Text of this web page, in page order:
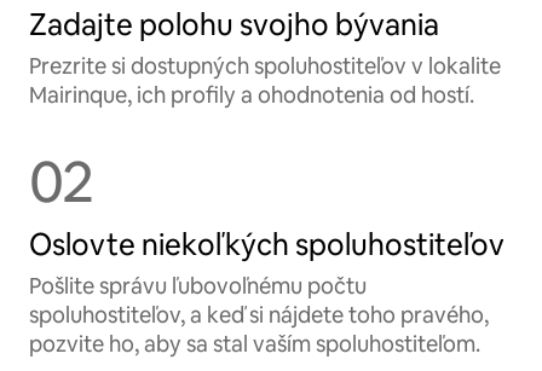
Zadajte polohu svojho bývania
Prezrite si dostupných spoluhostiteľov v lokalite
Mairinque, ich profily a ohodnotenia od hostí.
02
Oslovte niekoľkých spoluhostiteľov
Pošlite správu ľubovoľnému počtu
spoluhostiteľov, a keď si nájdete toho pravého,
pozvite ho, aby sa stal vaším spoluhostiteľom.